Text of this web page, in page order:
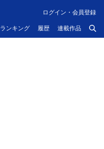
ランキング 履歴 連載作品
ログイン・会員登録